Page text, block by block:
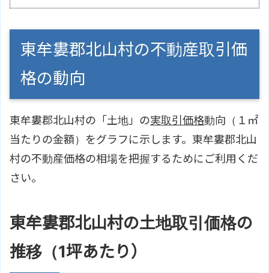
東牟婁郡北山村の不動産取引価
格の動向
東牟婁郡北山村の「土地」の実取引価格動向（１㎡
当たりの金額）をグラフに示します。東牟婁郡北山
村の不動産価格の相場を把握するためにご利用くだ
さい。
東牟婁郡北山村の土地取引価格の
推移（1坪あたり）